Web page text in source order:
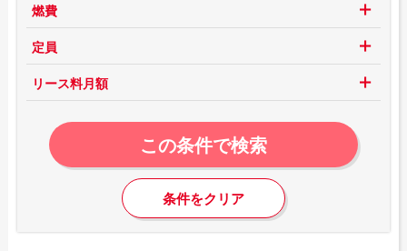
燃費
定員
リース料月額
この条件で検索
条件をクリア